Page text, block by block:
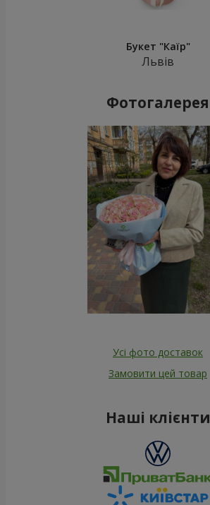
Букет "Каїр"
Львів
Фотогалерея
Усі фото доставок
Замовити цей товар
Наші клієнти